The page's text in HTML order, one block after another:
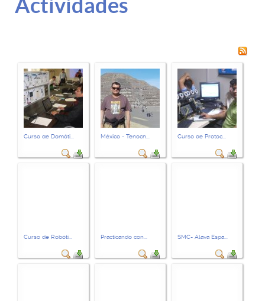
Actividades
Curso de Domóti... México - Tenoch... Curso de Protoc...
Curso de Robóti... Practicando con... SMC- Alava Espa...